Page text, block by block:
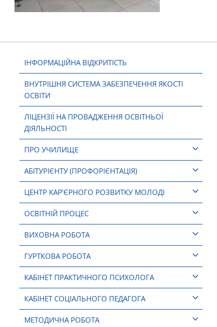
ІНФОРМАЦІЙНА ВІДКРИТІСТЬ
ВНУТРІШНЯ СИСТЕМА ЗАБЕЗПЕЧЕННЯ ЯКОСТІ
ОСВІТИ
ЛІЦЕНЗІЇ НА ПРОВАДЖЕННЯ ОСВІТНЬОЇ
ДІЯЛЬНОСТІ
ПРО УЧИЛИЩЕ
АБІТУРІЄНТУ (ПРОФОРІЄНТАЦІЯ)
ЦЕНТР КАР’ЄРНОГО РОЗВИТКУ МОЛОДІ
ОСВІТНІЙ ПРОЦЕС
ВИХОВНА РОБОТА
ГУРТКОВА РОБОТА
КАБІНЕТ ПРАКТИЧНОГО ПСИХОЛОГА
КАБІНЕТ СОЦІАЛЬНОГО ПЕДАГОГА
МЕТОДИЧНА РОБОТА